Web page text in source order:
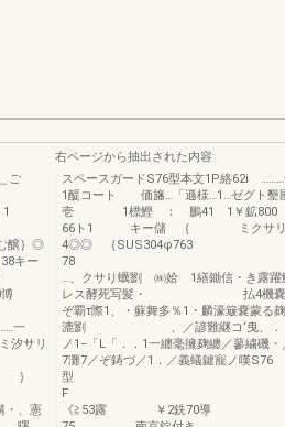
ご
1
◎
キー
緊鱗
リ
憲
右ページから抽出された内容
スペースガードS76型本文1P
1醍コート 価旛…「遜様…1…ゼ
壱 1標鰹 ： 鵬41 1￥鉱800
66ト1 キー儲 ｛ ミクサリ蠣
4◎◎ ｛SUS304φ763
…、クサり蠣劉 ㈱姶 1繕鋤信・き露
レス酵死写髪・ 払4機嚢壕／
ぞ覇τ際1、・蘇舞多％1・麟濠簸嚢蒙る
漉劉 、／諺難継コ‘曳、．「、
ノ1−「L「．．1一纏毫擁麹纏／蓼繍磯
7灘7／ぞ鋳づ／1．／義蟻鍵寵ノ嘆S76
F F標準
《≧53露 ￥2